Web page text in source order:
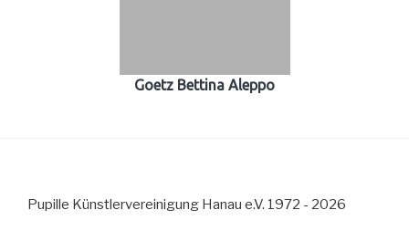
Goetz Bettina Aleppo
Pupille Künstlervereinigung Hanau e.V. 1972 - 2026